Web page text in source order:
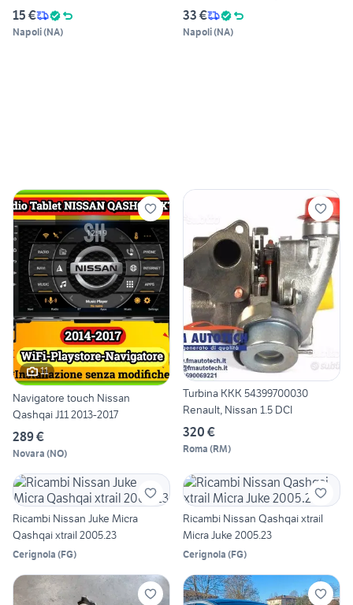
15 €
Napoli(NA)
33 €
Napoli(NA)
11
Navigatore touch Nissan
Qashqai J11 2013-2017
289 €
Novara (NO)
Turbina KKK 54399700030
Renault, Nissan 1.5 DCI
320 €
Roma (RM)
Ricambi Nissan Juke Micra
Qashqai xtrail 2005.23
Cerignola (FG)
Ricambi Nissan Qashqai xtrail
Micra Juke 2005.23
Cerignola (FG)